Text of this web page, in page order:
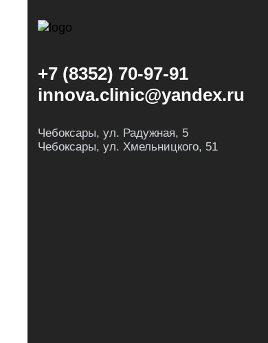
+7 (8352) 70-97-91
innova.clinic@yandex.ru
Чебоксары, ул. Радужная, 5
Чебоксары, ул. Хмельницкого, 51